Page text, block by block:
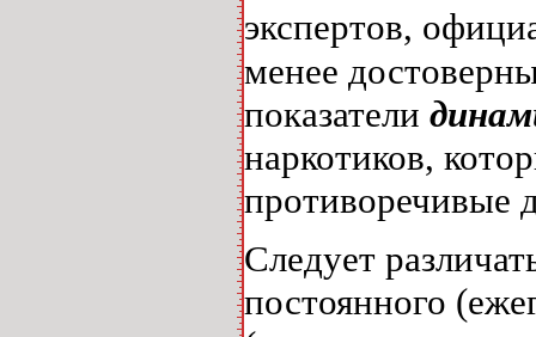
экспертов,
менее
показатели
наркотиков,
противоречивые
Следует
постоянного